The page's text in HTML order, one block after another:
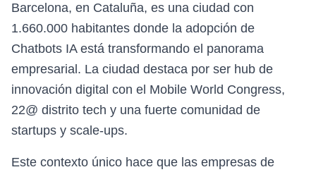
Barcelona, en Cataluña, es una ciudad con
1.660.000 habitantes donde la adopción de
Chatbots IA está transformando el panorama
empresarial. La ciudad destaca por ser hub de
innovación digital con el Mobile World Congress,
22@ distrito tech y una fuerte comunidad de
startups y scale-ups.
Este contexto único hace que las empresas de